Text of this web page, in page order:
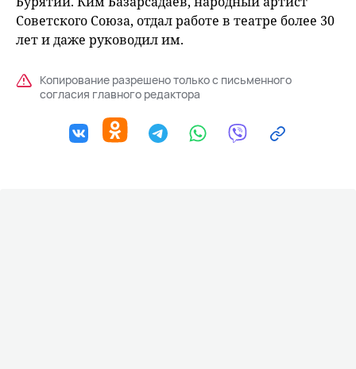
Советского Союза, отдал работе в театре более 30
лет и даже руководил им.
Копирование разрешено только с письменного
согласия главного редактора